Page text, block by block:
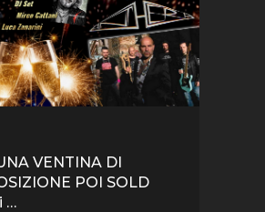
VENTINA DI
POI SOLD
…